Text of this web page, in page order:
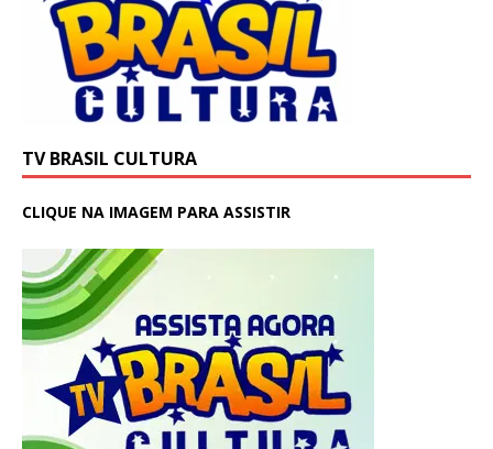
TV BRASIL CULTURA
CLIQUE NA IMAGEM PARA ASSISTIR